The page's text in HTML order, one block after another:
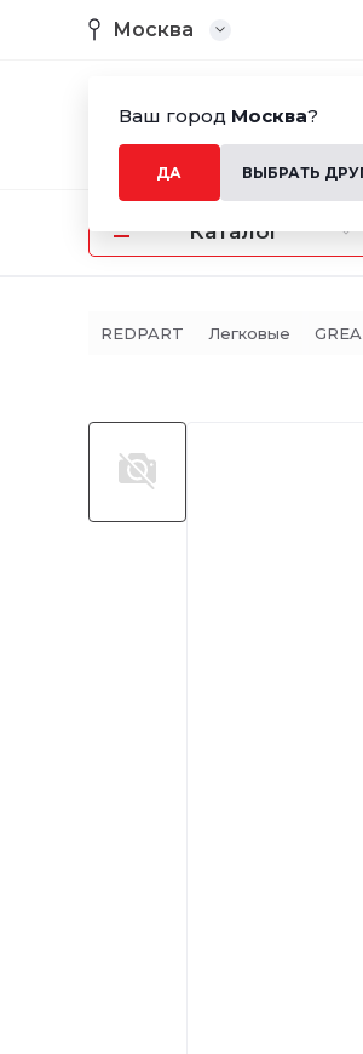
Ваш город Москва?
ДА ВЫБРАТЬ
Москва
Каталог
REDPART Легковые